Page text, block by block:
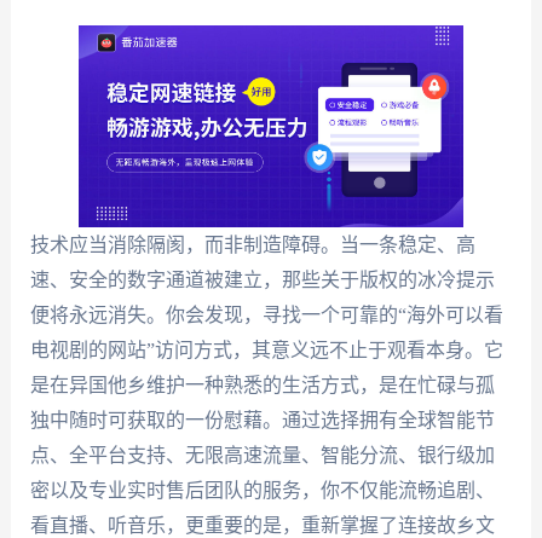
技术应当消除隔阂，而非制造障碍。当一条稳定、高
速、安全的数字通道被建立，那些关于版权的冰冷提示
便将永远消失。你会发现，寻找一个可靠的“海外可以看
电视剧的网站”访问方式，其意义远不止于观看本身。它
是在异国他乡维护一种熟悉的生活方式，是在忙碌与孤
独中随时可获取的一份慰藉。通过选择拥有全球智能节
点、全平台支持、无限高速流量、智能分流、银行级加
密以及专业实时售后团队的服务，你不仅能流畅追剧、
看直播、听音乐，更重要的是，重新掌握了连接故乡文